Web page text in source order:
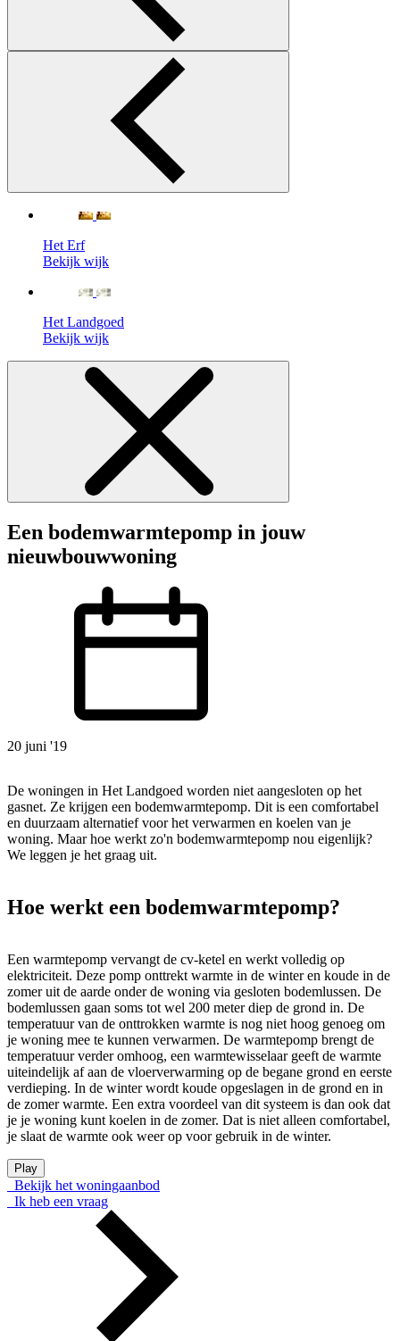
Het Erf
Bekijk wijk
Het Landgoed
Bekijk wijk
Een bodemwarmtepomp in jouw
nieuwbouwwoning
20 juni '19
De woningen in Het Landgoed worden niet aangesloten op het
gasnet. Ze krijgen een bodemwarmtepomp. Dit is een comfortabel
en duurzaam alternatief voor het verwarmen en koelen van je
woning. Maar hoe werkt zo'n bodemwarmtepomp nou eigenlijk?
We leggen je het graag uit.
Hoe werkt een bodemwarmtepomp?
Een warmtepomp vervangt de cv-ketel en werkt volledig op
elektriciteit. Deze pomp onttrekt warmte in de winter en koude in de
zomer uit de aarde onder de woning via gesloten bodemlussen. De
bodemlussen gaan soms tot wel 200 meter diep de grond in. De
temperatuur van de onttrokken warmte is nog niet hoog genoeg om
je woning mee te kunnen verwarmen. De warmtepomp brengt de
temperatuur verder omhoog, een warmtewisselaar geeft de warmte
uiteindelijk af aan de vloerverwarming op de begane grond en eerste
verdieping. In de winter wordt koude opgeslagen in de grond en in
de zomer warmte. Een extra voordeel van dit systeem is dan ook dat
je je woning kunt koelen in de zomer. Dat is niet alleen comfortabel,
je slaat de warmte ook weer op voor gebruik in de winter.
Play
Bekijk het woningaanbod
Ik heb een vraag